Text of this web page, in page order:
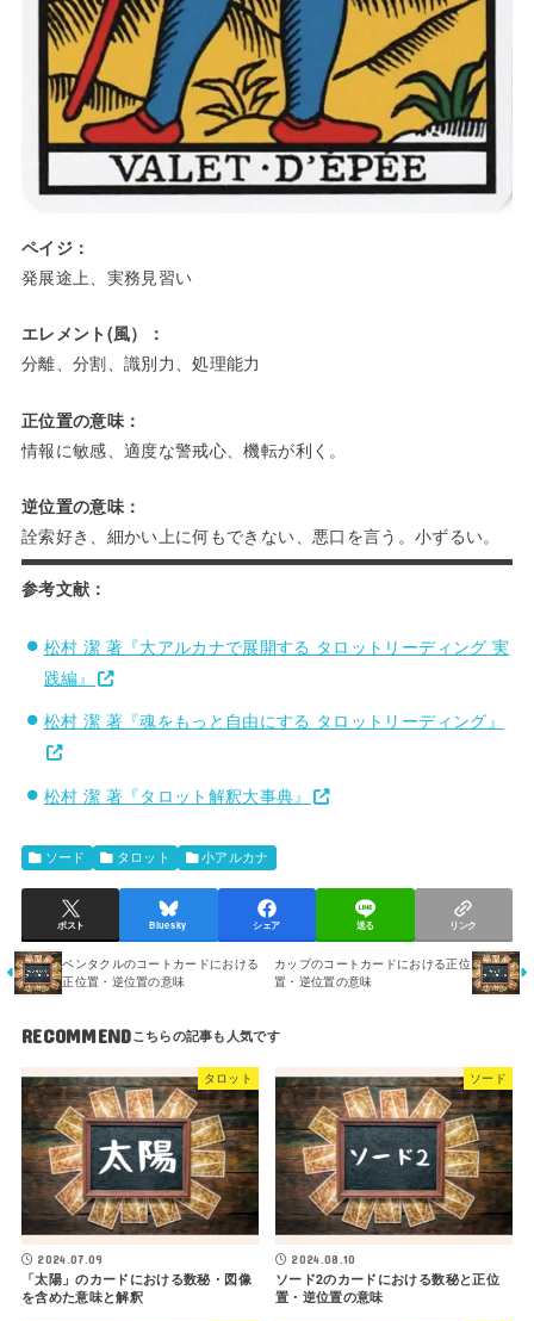
ペイジ：
発展途上、実務見習い
エレメント(風）：
分離、分割、識別力、処理能力
正位置の意味：
情報に敏感、適度な警戒心、機転が利く。
逆位置の意味：
詮索好き、細かい上に何もできない、悪口を言う。小ずるい。
参考文献：
松村 潔 著『大アルカナで展開する タロットリーディング 実
践編』
松村 潔 著『魂をもっと自由にする タロットリーディング』
松村 潔 著『タロット解釈大事典』
ソード タロット 小アルカナ
ポスト Bluesky シェア 送る リンク
ペンタクルのコートカードにおける
正位置・逆位置の意味
カップのコートカードにおける正位
置・逆位置の意味
RECOMMEND
タロット
2024.07.09
「太陽」のカードにおける数秘・図像
を含めた意味と解釈
ソード
2024.08.10
ソード2のカードにおける数秘と正位
置・逆位置の意味